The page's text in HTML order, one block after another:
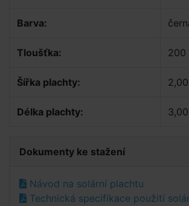
Barva:
Tloušťka: 200
Šířka plachty:
Délka plachty:
Dokumenty ke stažení
Návod na solární plachtu
Technická specifikace použití